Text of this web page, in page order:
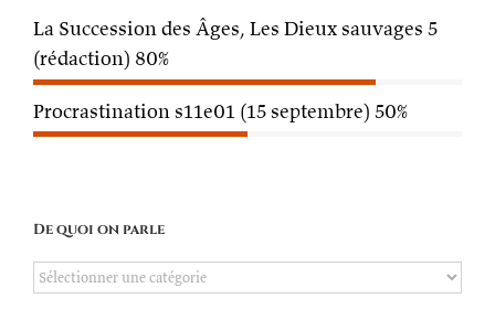
La Succession des Âges, Les Dieux sauvages 5
(rédaction) 80%
Procrastination s11e01 (15 septembre) 50%
De quoi on parle
De